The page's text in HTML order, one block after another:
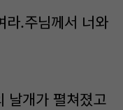
라.주님께서 너와
날개가 펼쳐졌고